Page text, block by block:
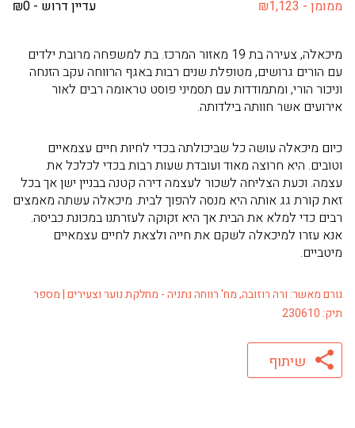
עדיין דרוש - ₪0 ממומן - ₪1,123
מיכאלה, צעירה בת 19 מאזור המרכז. בת למשפחה מרובת ילדים
עם הורים גרושים, מטופלת שנים רבות באגף הרווחה עקב הזנחה
וניכור הורי, ומתמודדות עם תסמיני פוסט טראומה רבים לאור
אירועים אשר חוותה בילדותה.
כיום מיכאלה עושה כל שביכולתה בכדי לחיות חיים עצמאיים
וטובים. היא חרוצה מאוד ועובדת שעות רבות בכדי לכלכל את
עצמה. וכעת הצליחה לשכור לעצמה דירה קטנה בבניין ישן אך בכל
זאת קורת גג אותה היא מנסה להפוך לבית. מיכאלה עשתה מאמצים
רבים כדי למלא את הבית אך היא זקוקה לעזרתנו במכונת כביסה.
אנא עזרו למיכאלה לשקם את חייה ולצאת לחיים עצמאיים
מיטביים.
גורם מאשר: ורה רוזובה, מח' רווחה נתניה - מחלקת נוער וצעירים | מספר
תיק: 230610
שיתוף